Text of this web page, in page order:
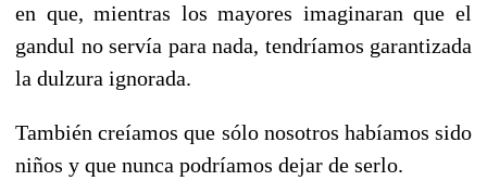
en que, mientras los mayores imaginaran que el
gandul no servía para nada, tendríamos garantizada
la dulzura ignorada.
También creíamos que sólo nosotros habíamos sido
niños y que nunca podríamos dejar de serlo.